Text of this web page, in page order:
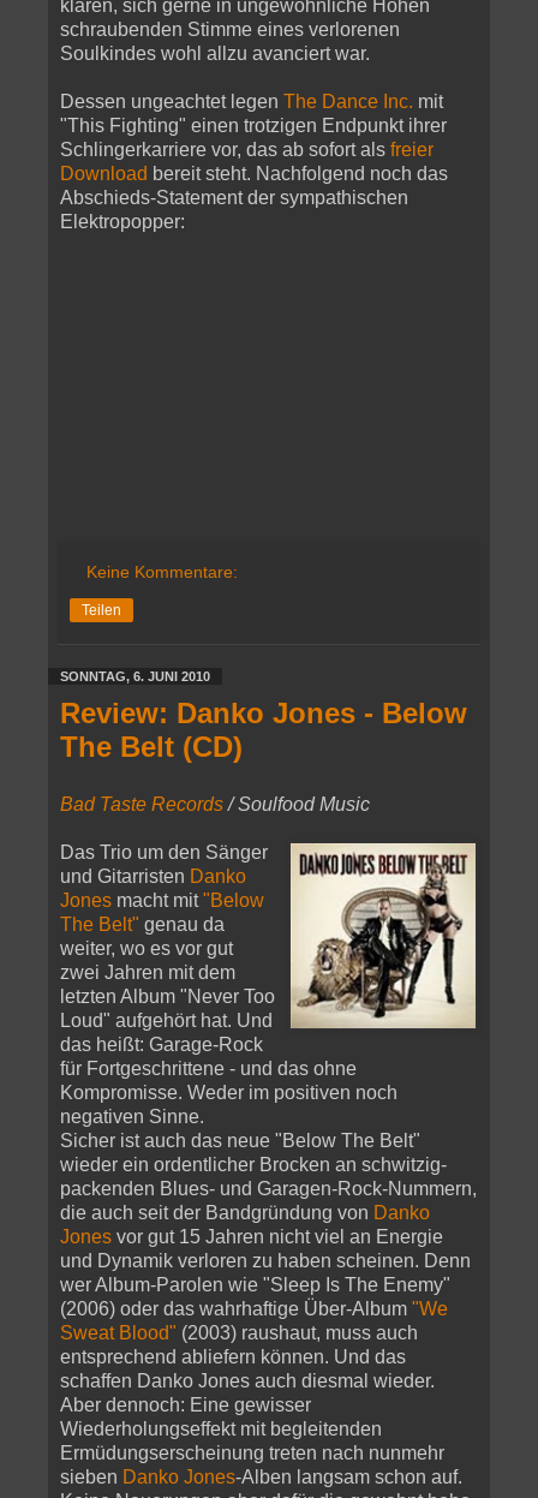
klaren, sich gerne in ungewöhnliche Höhen
schraubenden Stimme eines verlorenen
Soulkindes wohl allzu avanciert war.
Dessen ungeachtet legen The Dance Inc. mit
"This Fighting" einen trotzigen Endpunkt ihrer
Schlingerkarriere vor, das ab sofort als freier
Download bereit steht. Nachfolgend noch das
Abschieds-Statement der sympathischen
Elektropopper:
Keine Kommentare:
Teilen
SONNTAG, 6. JUNI 2010
Review: Danko Jones - Below
The Belt (CD)
Bad Taste Records/ Soulfood Music
Das Trio um den Sänger
und Gitarristen Danko
Jones macht mit"Below
The Belt" genau da
weiter, wo es vor gut
zwei Jahren mit dem
letzten Album "Never Too
Loud" aufgehört hat. Und
das heißt: Garage-Rock
für Fortgeschrittene - und das ohne
Kompromisse. Weder im positiven noch
negativen Sinne.
Sicher ist auch das neue "Below The Belt"
wieder ein ordentlicher Brocken an schwitzig-
packenden Blues- und Garagen-Rock-Nummern,
die auch seit der Bandgründung von Danko
Jones vor gut 15 Jahren nicht viel an Energie
und Dynamik verloren zu haben scheinen. Denn
wer Album-Parolen wie "Sleep Is The Enemy"
(2006) oder das wahrhaftige Über-Album "We
Sweat Blood" (2003) raushaut, muss auch
entsprechend abliefern können. Und das
schaffen Danko Jones auch diesmal wieder.
Aber dennoch: Eine gewisser
Wiederholungseffekt mit begleitenden
Ermüdungserscheinung treten nach nunmehr
sieben Danko Jones-Alben langsam schon auf.